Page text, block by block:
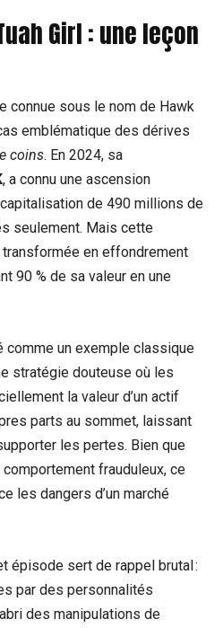
Girl : une leçon
connue sous le nom de Hawk
emblématique des dérives
coins. En 2024, sa
, a connu une ascension
de 490 millions de
seulement. Mais cette
en effondrement
90 % de sa valeur en une
un exemple classique
stratégie douteuse où les
la valeur d’un actif
parts au sommet, laissant
les pertes. Bien que
comportement frauduleux, ce
les dangers d’un marché
épisode sert de rappel brutal :
par des personnalités
des manipulations de